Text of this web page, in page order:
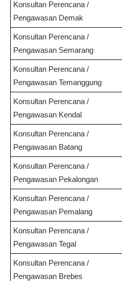
Konsultan Perencana /
Pengawasan Demak
Konsultan Perencana /
Pengawasan Semarang
Konsultan Perencana /
Pengawasan Temanggung
Konsultan Perencana /
Pengawasan Kendal
Konsultan Perencana /
Pengawasan Batang
Konsultan Perencana /
Pengawasan Pekalongan
Konsultan Perencana /
Pengawasan Pemalang
Konsultan Perencana /
Pengawasan Tegal
Konsultan Perencana /
Pengawasan Brebes